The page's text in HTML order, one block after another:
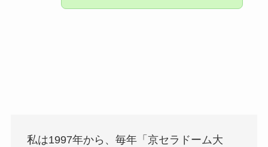
私は1997年から、毎年「京セラドーム大